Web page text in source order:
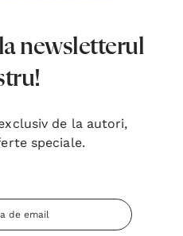
newsletterul
de la autori,
speciale.